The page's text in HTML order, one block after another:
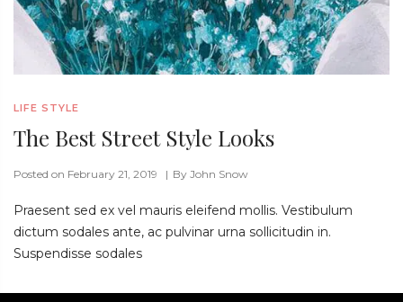
LIFE STYLE
The Best Street Style Looks
Posted on February 21, 2019 By John Snow
Praesent sed ex vel mauris eleifend mollis. Vestibulum
dictum sodales ante, ac pulvinar urna sollicitudin in.
Suspendisse sodales